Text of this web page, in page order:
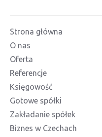
Strona główna
O nas
Oferta
Referencje
Księgowość
Gotowe spółki
Zakładanie spółek
Biznes w Czechach